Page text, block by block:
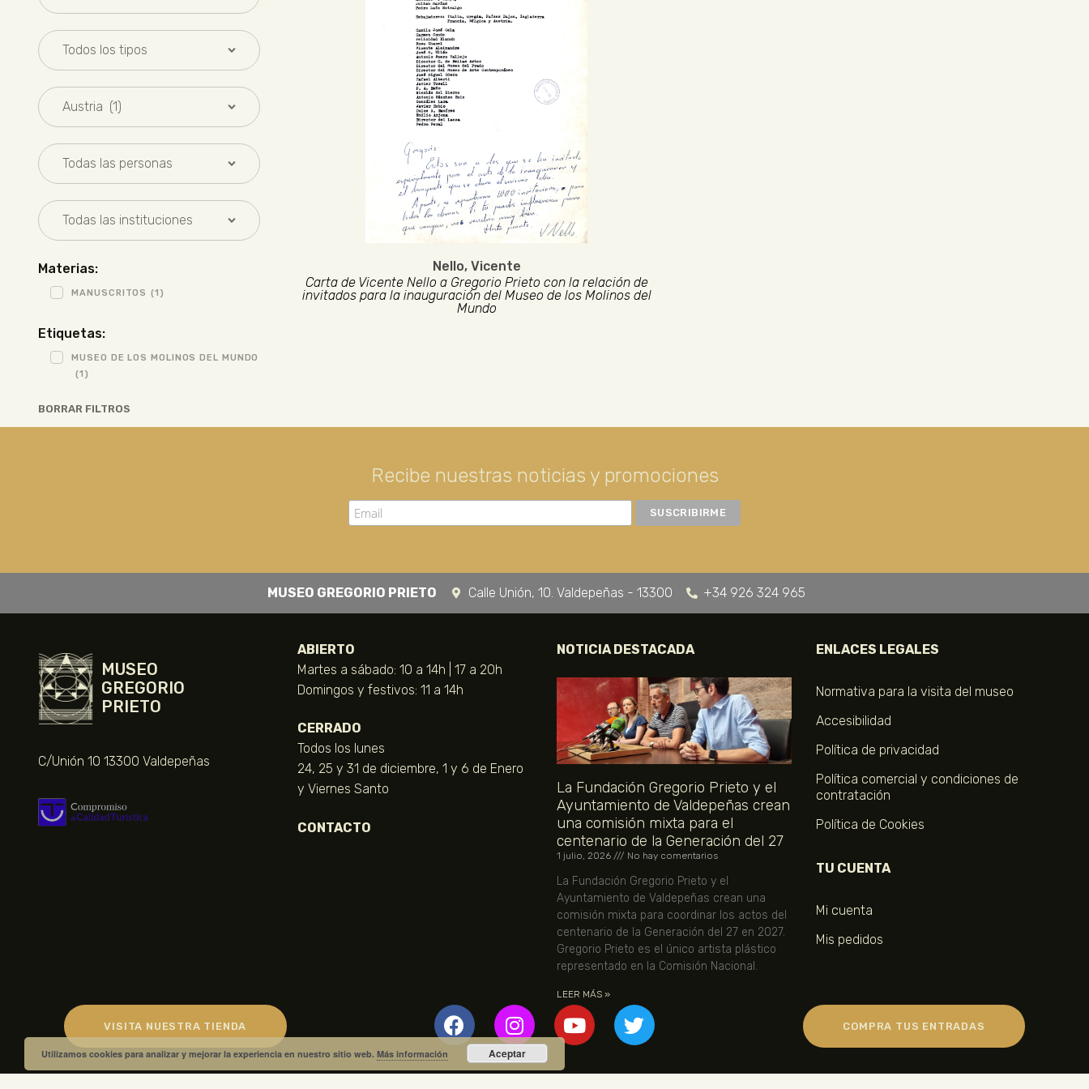
Materias:
MANUSCRITOS (1)
Etiquetas:
MUSEO DE LOS MOLINOS DEL MUNDO
(1)
BORRAR FILTROS
Nello, Vicente
Carta de Vicente Nello a Gregorio Prieto con la relación de
invitados para la inauguración del Museo de los Molinos del
Mundo
Recibe nuestras noticias y promociones
MUSEO GREGORIO PRIETO Calle Unión, 10. Valdepeñas - 13300 +34 926 324 965
MUSEO
GREGORIO
PRIETO
C/Unión 10 13300 Valdepeñas
ABIERTO
Martes a sábado: 10 a 14h | 17 a 20h
Domingos y festivos: 11 a 14h
CERRADO
Todos los lunes
24, 25 y 31 de diciembre, 1 y 6 de Enero
y Viernes Santo
CONTACTO
NOTICIA DESTACADA
La Fundación Gregorio Prieto y el
Ayuntamiento de Valdepeñas crean
una comisión mixta para el
centenario de la Generación del 27
1 julio, 2026 No hay comentarios
La Fundación Gregorio Prieto y el
Ayuntamiento de Valdepeñas crean una
comisión mixta para coordinar los actos del
centenario de la Generación del 27 en 2027.
Gregorio Prieto es el único artista plástico
representado en la Comisión Nacional.
LEER MÁS »
ENLACES LEGALES
Normativa para la visita del museo
Accesibilidad
Política de privacidad
Política comercial y condiciones de
contratación
Política de Cookies
TU CUENTA
Mi cuenta
Mis pedidos
VISITA NUESTRA TIENDA COMPRA TUS ENTRADAS
Utilizamos cookies para analizar y mejorar la experiencia en nuestro sitio web. Más información Aceptar